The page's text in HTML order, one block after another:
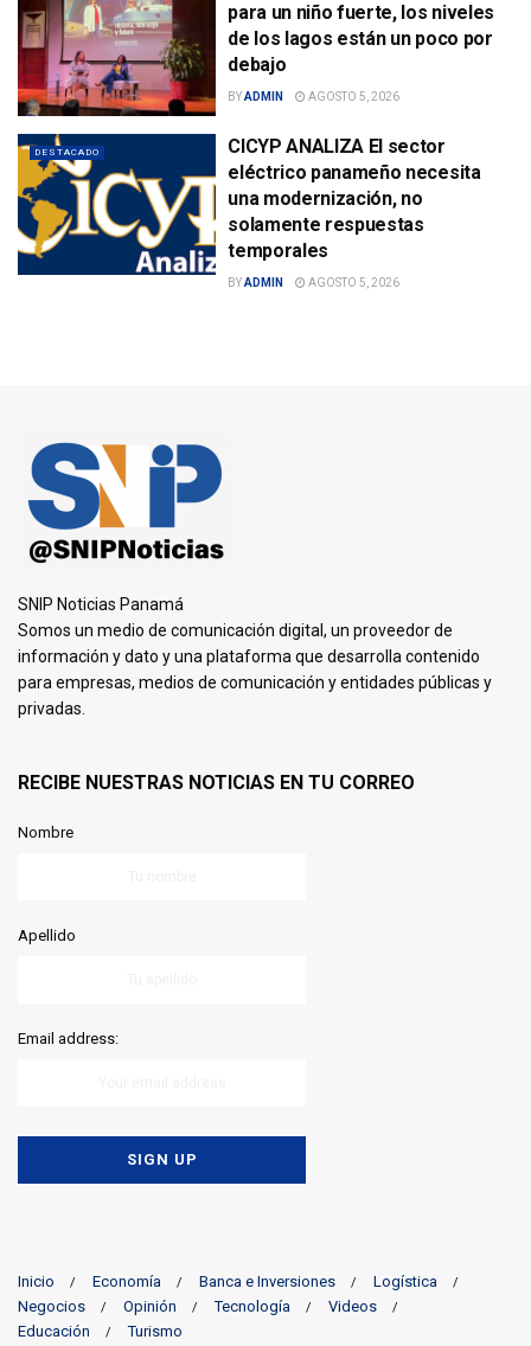
para un niño fuerte, los niveles
de los lagos están un poco por
debajo
BYADMIN AGOSTO 5, 2026
DESTACADO
CICYP ANALIZA El sector
eléctrico panameño necesita
una modernización, no
solamente respuestas
temporales
BYADMIN AGOSTO 5, 2026
SNIP Noticias Panamá
Somos un medio de comunicación digital, un proveedor de
información y dato y una plataforma que desarrolla contenido
para empresas, medios de comunicación y entidades públicas y
privadas.
RECIBE NUESTRAS NOTICIAS EN TU CORREO
Nombre
Apellido
Email address:
Inicio Economía Banca e Inversiones
Logística
Negocios
Opinión Tecnología
Videos
Educación
Turismo